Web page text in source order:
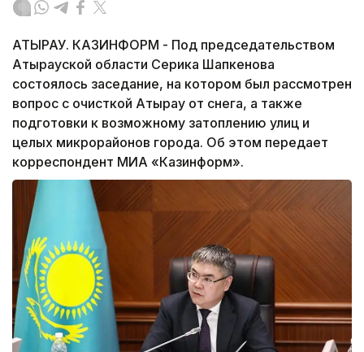
АТЫРАУ. КАЗИНФОРМ - Под председательством
Атырауской области Серика Шапкенова
состоялось заседание, на котором был рассмотрен
вопрос с очисткой Атырау от снега, а также
подготовки к возможному затоплению улиц и
целых микрорайонов города. Об этом передает
корреспондент МИА «Казинформ».